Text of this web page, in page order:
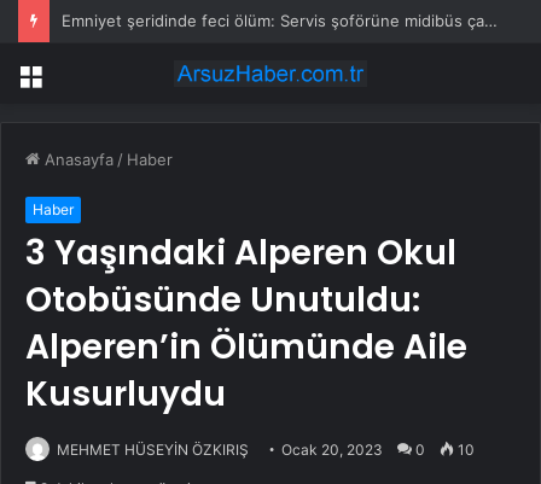
Emniyet şeridinde feci ölüm: Servis şoförüne midibüs çarptı
Menü
Anasayfa / Haber
Haber
3 Yaşındaki Alperen Okul
Otobüsünde Unutuldu:
Alperen’in Ölümünde Aile
Kusurluydu
MEHMET HÜSEYİN ÖZKIRIŞ Ocak 20, 2023 0 10